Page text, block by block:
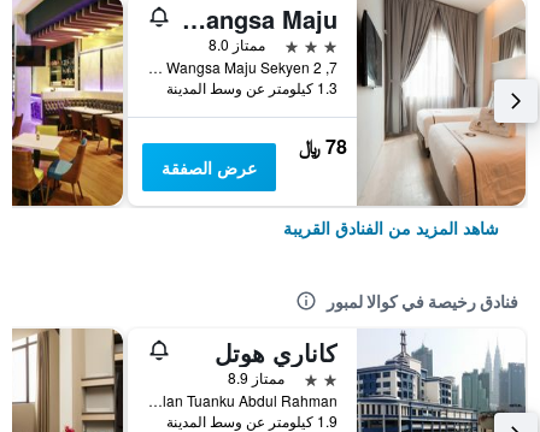
Orange Premier Hotel Wangsa Maju
3 نجوم
ممتاز 8.0
7, Jalan Metro Wangsa, Wangsa Maju Sekyen 2, كوالا لمبور, ماليزيا
1.3 كيلومتر عن وسط المدينة
78 ﷼
عرض الصفقة
شاهد المزيد من الفنادق القريبة
فنادق رخيصة في كوالا لمبور
كاناري هوتل
2 نجمتين
ممتاز 8.9
No 189-191, Jalan Tuanku Abdul Rahman, كوالا لمبور, ماليزيا
1.9 كيلومتر عن وسط المدينة